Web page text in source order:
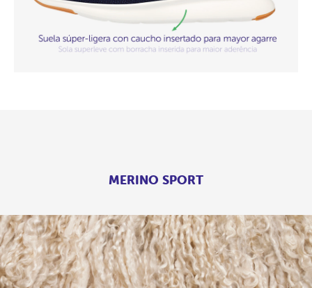
MERINO SPORT